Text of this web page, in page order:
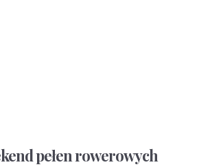
pełen rowerowych